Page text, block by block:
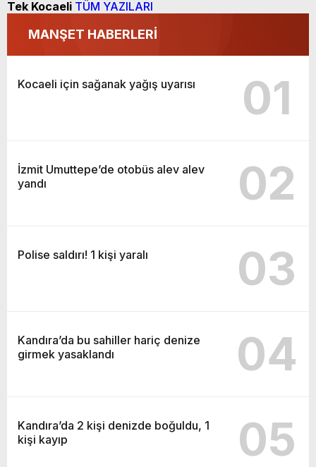
Tek Kocaeli TÜM YAZILARI
MANŞET HABERLERİ
Kocaeli için sağanak yağış uyarısı 01
İzmit Umuttepe’de otobüs alev alev
yandı
02
Polise saldırı! 1 kişi yaralı 03
Kandıra’da bu sahiller hariç denize
girmek yasaklandı
04
Kandıra’da 2 kişi denizde boğuldu, 1
kişi kayıp
05